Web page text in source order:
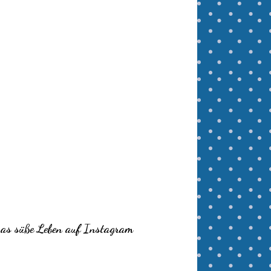
süße Leben auf Instagram